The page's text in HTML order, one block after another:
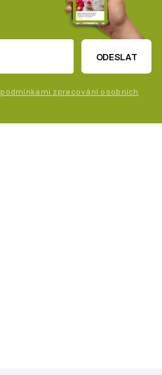
ODESLAT
podmínkami zpracování osobních